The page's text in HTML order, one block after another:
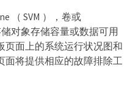
（ SVM ），卷或
对象存储容量或数据可用
页面上的系统运行状况图和
面将提供相应的故障排除工